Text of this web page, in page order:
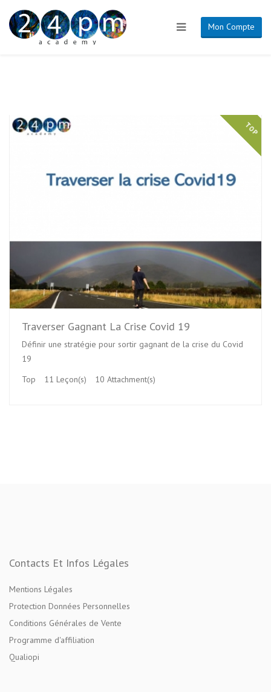
Mon Compte
TOP
Traverser Gagnant La Crise Covid 19
Définir une stratégie pour sortir gagnant de la crise du Covid
19
Top
11 Leçon(s) 10 Attachment(s)
Contacts Et Infos Légales
Mentions Légales
Protection Données Personnelles
Conditions Générales de Vente
Programme d'affiliation
Qualiopi